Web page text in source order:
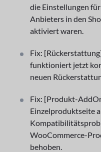
die Einstellungen
Anbieters in den
aktiviert waren.
Fix:
funktioniert jetzt
neuen
Fix: [Produkt-
Einzelproduktseite
WooCommerce-
behoben.